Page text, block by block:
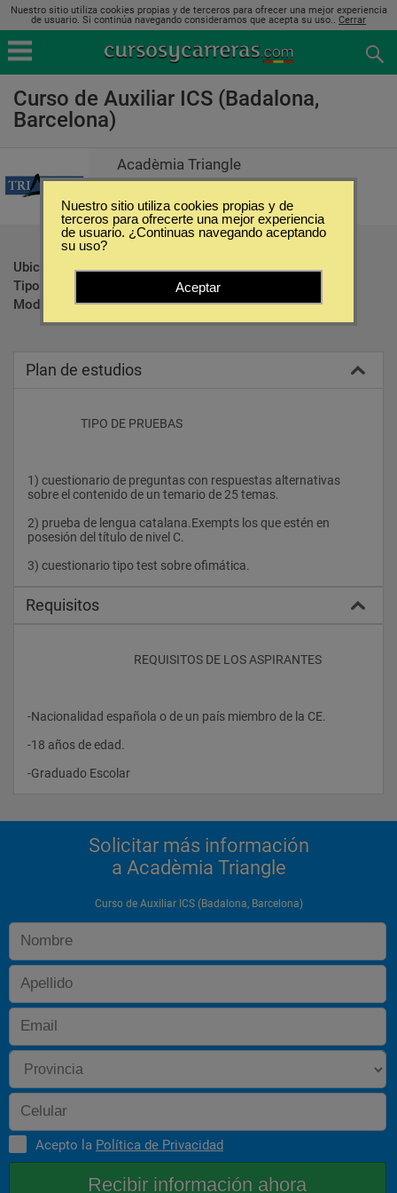
Nuestro sitio utiliza cookies propias y de terceros para ofrecer una mejor experiencia
de usuario. Si continúa navegando consideramos que acepta su uso.. Cerrar
Curso de Auxiliar ICS (Badalona,
Barcelona)
Acadèmia Triangle
Ubicación:
Badalona - Barcelona
Tipo:
Oposiciones
Modalidad:
Presencial
Plan de estudios
                    TIPO DE PRUEBAS
1) cuestionario de preguntas con respuestas alternativas
sobre el contenido de un temario de 25 temas.
2) prueba de lengua catalana.Exempts los que estén en
posesión del título de nivel C.
Requisitos
					REQUISITOS DE LOS ASPIRANTES
-Nacionalidad española o de un país miembro de la CE.
-18 años de edad.
-Graduado Escolar
Solicitar más información
a Acadèmia Triangle
Curso de Auxiliar ICS (Badalona, Barcelona)
Acepto la Política de Privacidad
Nuestro sitio utiliza cookies propias y de
terceros para ofrecerte una mejor experiencia
de usuario. ¿Continuas navegando aceptando
su uso?
Aceptar